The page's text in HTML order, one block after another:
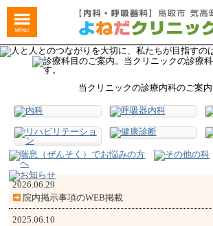
当クリニックの診療内科のご案
2026.06.29
院内掲示事項のWEB掲載
2025.06.10